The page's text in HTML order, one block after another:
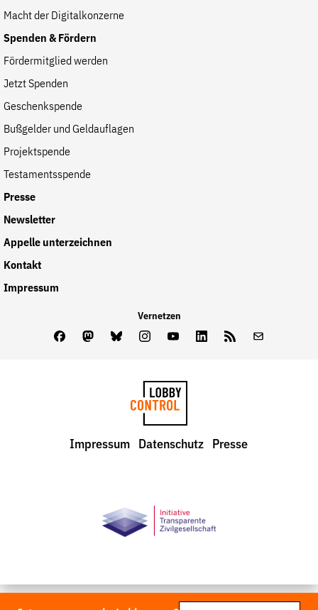
Macht der Digitalkonzerne
Spenden & Fördern
Fördermitglied werden
Jetzt Spenden
Geschenkspende
Bußgelder und Geldauflagen
Projektspende
Testamentsspende
Presse
Newsletter
Appelle unterzeichnen
Kontakt
Impressum
Vernetzen
FacebookMastodon
BlueskyInstagram
YoutubeLinkedInFeed
LobbyControl
Impressum Datenschutz Presse